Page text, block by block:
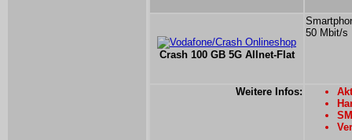
Crash 100 GB 5G Allnet-Flat
50 Mbit/s
Weitere Infos: